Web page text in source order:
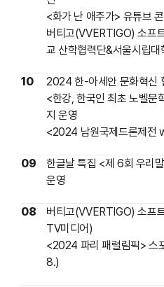
<화가 난 애주가> 유튜브
버티고(VVERTIGO) 소프
교 산학협력단&서울시립대
10
2024 한-아세안 문화혁신
<한강, 한국인 최초 노벨문
지 운영
<2024 남원국제드론제전
09
한글날 특집 <제 6회 우리
운영
08
버티고(VVERTIGO) 소프
TV미디어)
<2024 파리 패럴림픽> 스
8.)